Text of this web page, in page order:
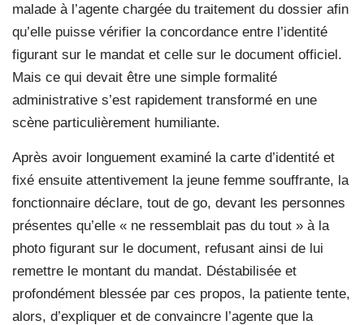
malade à l’agente chargée du traitement du dossier afin
qu’elle puisse vérifier la concordance entre l’identité
figurant sur le mandat et celle sur le document officiel.
Mais ce qui devait être une simple formalité
administrative s’est rapidement transformé en une
scène particulièrement humiliante.
Après avoir longuement examiné la carte d’identité et
fixé ensuite attentivement la jeune femme souffrante, la
fonctionnaire déclare, tout de go, devant les personnes
présentes qu’elle « ne ressemblait pas du tout » à la
photo figurant sur le document, refusant ainsi de lui
remettre le montant du mandat. Déstabilisée et
profondément blessée par ces propos, la patiente tente,
alors, d’expliquer et de convaincre l’agente que la